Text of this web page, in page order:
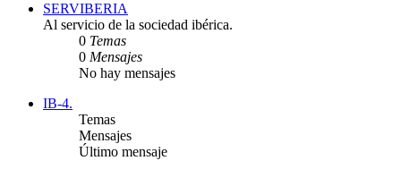
SERVIBERIA
Al servicio de la sociedad ibérica.
0 Temas
0 Mensajes
No hay mensajes
IB-4.
Temas
Mensajes
Último mensaje